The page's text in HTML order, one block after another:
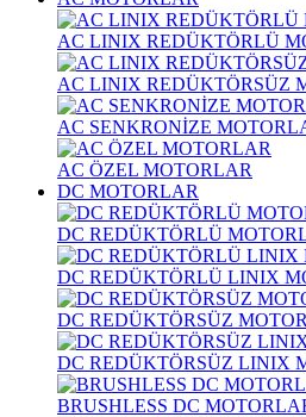
AC LINIX REDÜKTÖRLÜ
AC LINIX REDÜKTÖRSÜZ
AC SENKRONİZE
AC ÖZEL MOTORLAR
DC MOTORLAR
DC REDÜKTÖRLÜ
DC REDÜKTÖRLÜ LINIX
DC REDÜKTÖRSÜZ
DC REDÜKTÖRSÜZ LINIX
BRUSHLESS DC